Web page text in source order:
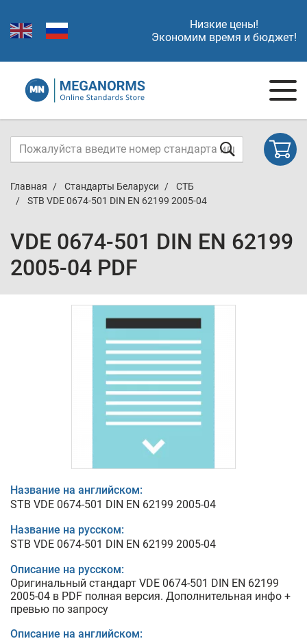
Низкие цены!
Экономим время и бюджет!
Главная Стандарты Беларуси
СТБ
STB VDE 0674-501 DIN EN 62199 2005-04
VDE 0674-501 DIN EN 62199
2005-04 PDF
Название на английском:
STB VDE 0674-501 DIN EN 62199 2005-04
Название на русском:
STB VDE 0674-501 DIN EN 62199 2005-04
Описание на русском:
Оригинальный стандарт VDE 0674-501 DIN EN 62199
2005-04 в PDF полная версия. Дополнительная инфо +
превью по запросу
Описание на английском: